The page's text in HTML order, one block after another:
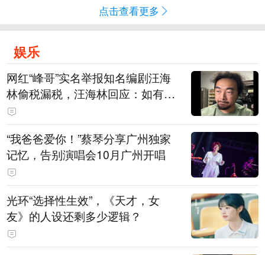
点击查看更多
娱乐
网红“峰哥”实名举报知名编剧汪海
林偷税漏税，汪海林回应：如有违
法行为，相关机构自会进行评判和
处理，清者自清，无需一一回应
“我爸爸爱你！”蔡琴分享广州独家
记忆，告别演唱会10月广州开唱
光环“选择性生效”，《天才，女
友》的人设还剩多少逻辑？